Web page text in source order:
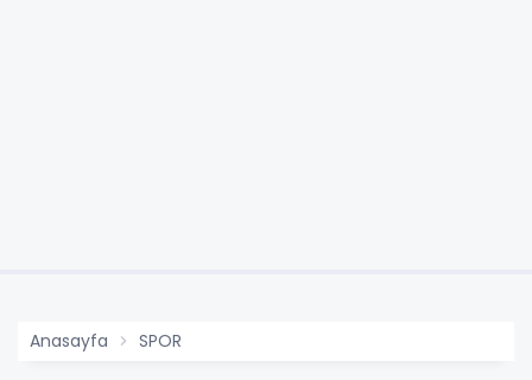
Anasayfa SPOR